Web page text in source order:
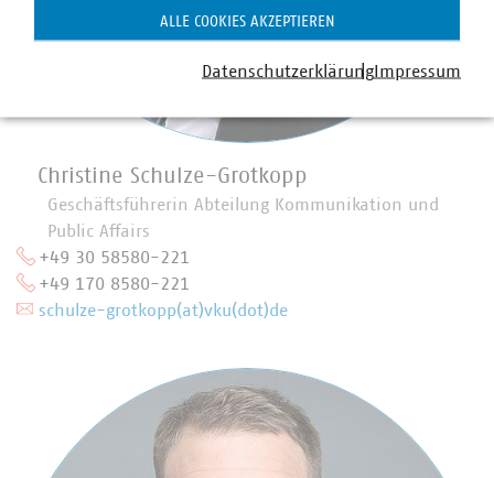
Christine Schulze-Grotkopp
Geschäftsführerin Abteilung Kommunikation und
Public Affairs
+49 30 58580-221
+49 170 8580-221
schulze-grotkopp(at)vku(dot)de
ALLE COOKIES AKZEPTIEREN
DatenschutzerklärungImpressum